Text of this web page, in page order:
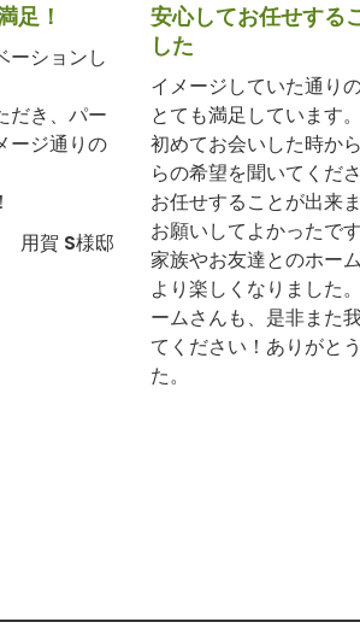
足！
ーションし
だき、パー
ージ通りの
用賀 S様邸
安心してお任せする
した
イメージしていた通り
とても満足しています。
初めてお会いした時か
らの希望を聞いてくだ
お任せすることが出来
お願いしてよかったです
家族やお友達とのホー
より楽しくなりました
ームさんも、是非また
てください！ありがと
た。